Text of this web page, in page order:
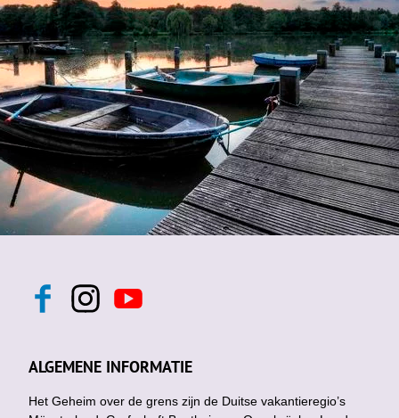
F
b
o
k
I
n
a
g
a
Y
o
u
b
ALGEMENE INFORMATIE
Het Geheim over de grens zijn de Duitse vakantieregio’s